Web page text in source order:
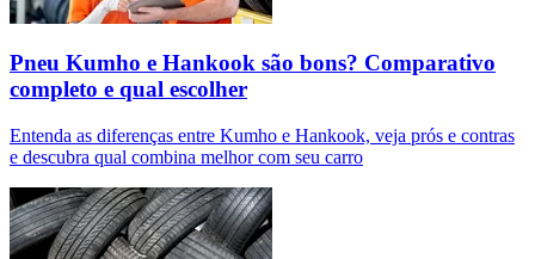
Pneu Kumho e Hankook são bons? Comparativo
completo e qual escolher
Entenda as diferenças entre Kumho e Hankook, veja prós e contras
e descubra qual combina melhor com seu carro